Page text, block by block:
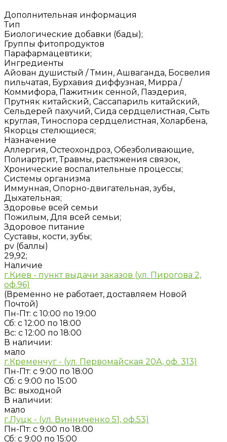
Дополнительная информация
Тип
Биологические добавки (бады);
Группы фитопродуктов
Парафармацевтики;
Ингредиенты
Айован душистый / Тмин, Ашваганда, Босвелия
пильчатая, Бурхавия диффузная, Мирра /
Коммифора, Пажитник сенной, Паэдерия,
Прутняк китайский, Сассапариль китайский,
Сельдерей пахучий, Сида сердцелистная, Сыть
круглая, Тиноспора сердцелистная, Холарбена,
Якорцы стелющиеся;
Назначение
Аллергия, Остеохондроз, Обезболивающие,
Полиартрит, Травмы, растяжения связок,
Хронические воспалительные процессы;
Системы организма
Иммунная, Опорно-двигательная, зубы,
Дыхательная;
Здоровье всей семьи
Пожилым, Для всей семьи;
Здоровое питание
Суставы, кости, зубы;
pv (баллы)
29,92;
Наличие
г.Киев - пункт выдачи заказов (ул. Пирогова 2,
оф.96)
(Временно не работает, доставляем Новой
Почтой)
Пн-Пт: с 10:00 по 19:00
Сб: с 12:00 по 18:00
Вс: с 12:00 по 18:00
В наличии:
мало
г.Кременчуг - (ул. Первомайская 20А, оф. 313)
Пн-Пт: с 9:00 по 18:00
Сб: с 9:00 по 15:00
Вс: выходной
В наличии:
мало
г.Луцк - (ул. Винниченко 51, оф.53)
Пн-Пт: с 9:00 по 18:00
Сб: с 9:00 по 15:00